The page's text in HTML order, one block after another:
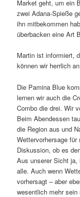
Market geht, um ein
zwei Adana-Spieße
ihn mitbekommen
überbacken eine Art
Martin ist informiert,
können wir herrlich
Die Pamina Blue
lernen wir auch die
Combo die drei. Wir
Beim Abendessen
die Region aus und
Wettervorhersage
Diskussion, ob es
Aus unserer Sicht ja,
alle. Auch wenn
vorhersagt – aber
wesentlich mehr sein